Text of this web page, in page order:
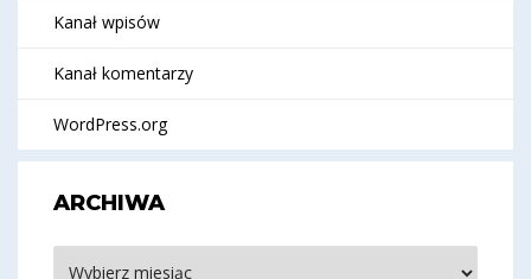
Kanał wpisów
Kanał komentarzy
WordPress.org
ARCHIWA